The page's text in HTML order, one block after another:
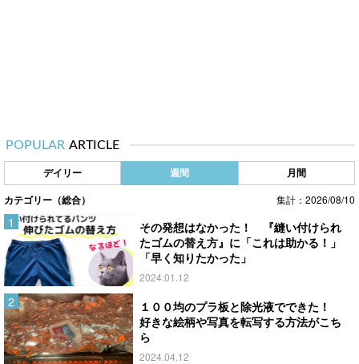
POPULAR ARTICLE
デイリー 週間 月間
カテゴリー（総合） 集計：2026/08/10
その発想はなかった！ 『縫い付けられ
たゴムの替え方』に「これは助かる！」
「早く知りたかった」
2024.01.12
１００均のプラ板と除光液でできた！
好きな絵柄や写真を転写する方法がこち
ら
2024.04.12